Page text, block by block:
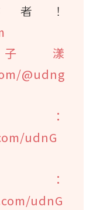
！
漾
@udng
udnG
udnG